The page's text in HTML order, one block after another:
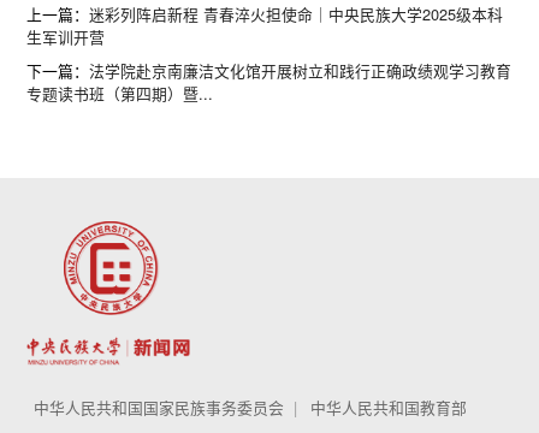
上一篇：迷彩列阵启新程 青春淬火担使命｜中央民族大学2025级本科
生军训开营
下一篇：法学院赴京南廉洁文化馆开展树立和践行正确政绩观学习教育
专题读书班（第四期）暨...
中华人民共和国国家民族事务委员会
中华人民共和国教育部